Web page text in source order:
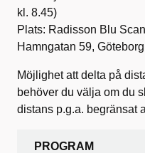
kl. 8.45)
Plats: Radisson Blu
Hamngatan 59, Göteborg
Möjlighet att delta på
behöver du välja om du
distans p.g.a. begränsat
PROGRAM